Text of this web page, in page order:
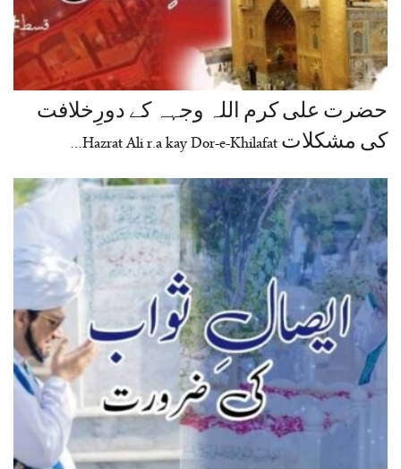
حضرت علی کرم اللہ وجہہ کے دورِخلافت
کی مشکلات Hazrat Ali r.a kay Dor-e-Khilafat…